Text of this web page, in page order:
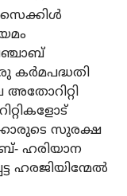
കര്‍മപദ്ധതി
സുരക്ഷ
ഹരിയാന
ഹരജിയിന്മേല്‍